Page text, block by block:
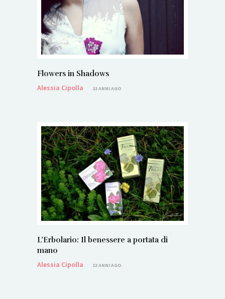
Flowers in Shadows
Alessia Cipolla
13 ANNI AGO
L’Erbolario: Il benessere a portata di
mano
Alessia Cipolla
13 ANNI AGO